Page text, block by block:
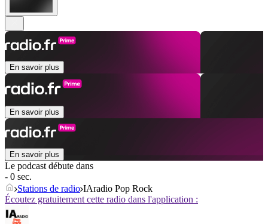
En savoir plus
En savoir plus
En savoir plus
Le podcast débute dans
- 0 sec.
Stations de radio IAradio Pop Rock
Écoutez gratuitement cette radio dans l'application :